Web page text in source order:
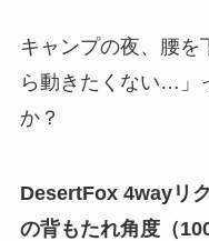
キャンプの夜、腰を
ら動きたくない…」
か？
DesertFox 4wayリ
の背もたれ角度（